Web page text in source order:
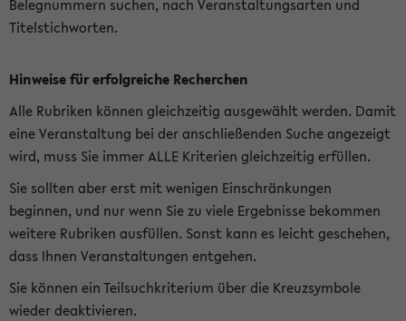
Belegnummern suchen, nach Veranstaltungsarten und
Titelstichworten.
Hinweise für erfolgreiche Recherchen
Alle Rubriken können gleichzeitig ausgewählt werden. Damit
eine Veranstaltung bei der anschließenden Suche angezeigt
wird, muss Sie immer ALLE Kriterien gleichzeitig erfüllen.
Sie sollten aber erst mit wenigen Einschränkungen
beginnen, und nur wenn Sie zu viele Ergebnisse bekommen
weitere Rubriken ausfüllen. Sonst kann es leicht geschehen,
dass Ihnen Veranstaltungen entgehen.
Sie können ein Teilsuchkriterium über die Kreuzsymbole
wieder deaktivieren.